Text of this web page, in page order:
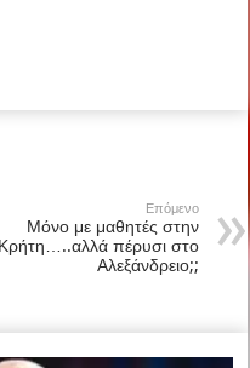
Επόμενο
Μόνο με μαθητές στην
Κρήτη…..αλλά πέρυσι στο
Αλεξάνδρειο;;